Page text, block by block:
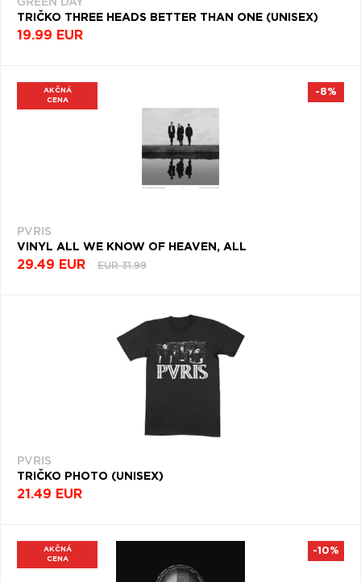
TRIČKO THREE HEADS BETTER THAN ONE (UNISEX)
19.99 EUR
AKČNÁ
CENA
PVRIS
VINYL ALL WE KNOW OF HEAVEN, ALL
29.49 EUR EUR 31.99
-8%
PVRIS
TRIČKO PHOTO (UNISEX)
21.49 EUR
AKČNÁ
CENA
-10%